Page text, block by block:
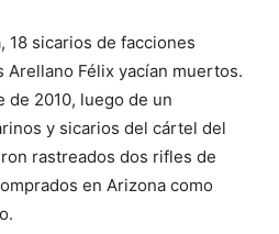
18 sicarios de facciones
Félix yacían muertos.
de 2010, luego de un
y sicarios del cártel del
rastreados dos rifles de
en Arizona como